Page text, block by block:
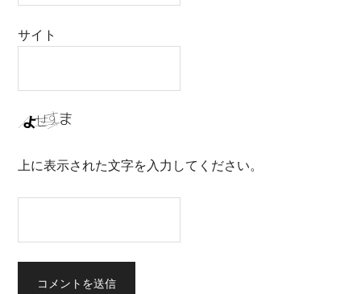
サイト
上に表示された文字を入力してください。